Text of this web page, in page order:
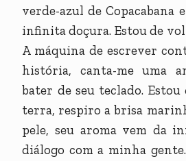
verde-azul de Copacabana
infinita doçura. Estou de
A máquina de escrever
história, canta-me uma
bater de seu teclado.
terra, respiro a brisa
pele, seu aroma vem da
diálogo com a minha